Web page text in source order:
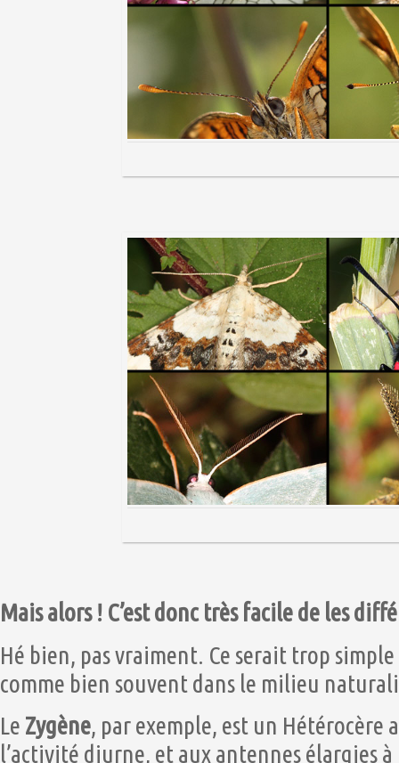
Mais alors ! C’est donc très facile de les
Hé bien, pas vraiment. Ce serait trop
comme bien souvent dans le milieu
Le Zygène, par exemple, est un Hétérocère
l’activité diurne, et aux antennes élargies